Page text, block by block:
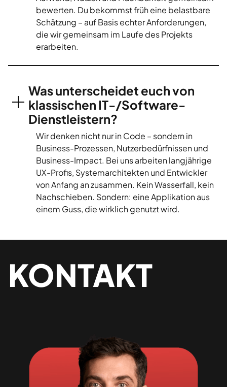
bewerten. Du bekommst früh eine belastbare
Schätzung – auf Basis echter Anforderungen,
die wir gemeinsam im Laufe des Projekts
erarbeiten.
Was unterscheidet euch von
klassischen IT-/Software-
Dienstleistern?
Wir denken nicht nur in Code – sondern in
Business-Prozessen, Nutzerbedürfnissen und
Business-Impact. Bei uns arbeiten langjährige
UX-Profis, Systemarchitekten und Entwickler
von Anfang an zusammen. Kein Wasserfall, kein
Nachschieben. Sondern: eine Applikation aus
einem Guss, die wirklich genutzt wird.
KONTAKT